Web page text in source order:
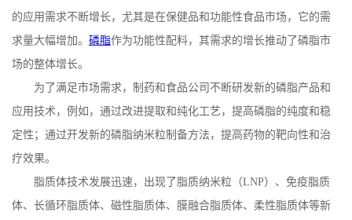
的应用需求不断增长，尤其是在保健品和功能性食品市场，它的需
求量大幅增加。 磷脂作为功能性配料，其需求的增长推动了磷脂市
场的整体增长。
为了满足市场需求，制药和食品公司不断研发新的磷脂产品和
应用技术，例如，通过改进提取和纯化工艺，提高磷脂的纯度和稳
定性；通过开发新的磷脂纳米粒制备方法，提高药物的靶向性和治
疗效果。
脂质体技术发展迅速，出现了脂质纳米粒（LNP）、免疫脂质
体、长循环脂质体、磁性脂质体、膜融合脂质体、柔性脂质体等新